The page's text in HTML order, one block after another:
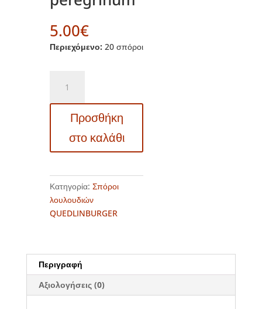
5.00€
Περιεχόμενο: 20 σπόροι
Καναρινολούλουδο
peregrinum
Προσθήκη
στο καλάθι
Κατηγορία: Σπόροι
λουλουδιών
QUEDLINBURGER
Περιγραφή
Αξιολογήσεις (0)